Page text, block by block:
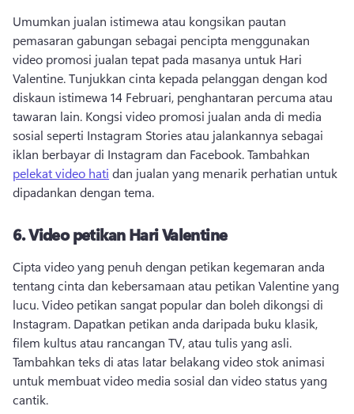
Umumkan jualan istimewa atau kongsikan pautan
pemasaran gabungan sebagai pencipta menggunakan
video promosi jualan tepat pada masanya untuk Hari
Valentine. Tunjukkan cinta kepada pelanggan dengan kod
diskaun istimewa 14 Februari, penghantaran percuma atau
tawaran lain. Kongsi video promosi jualan anda di media
sosial seperti Instagram Stories atau jalankannya sebagai
iklan berbayar di Instagram dan Facebook. Tambahkan
pelekat video hati dan jualan yang menarik perhatian untuk
dipadankan dengan tema.
6.Video petikan Hari Valentine
Cipta video yang penuh dengan petikan kegemaran anda
tentang cinta dan kebersamaan atau petikan Valentine yang
lucu. Video petikan sangat popular dan boleh dikongsi di
Instagram. Dapatkan petikan anda daripada buku klasik,
Tambahkan teks di atas latar belakang video stok animasi
untuk membuat video media sosial dan video status yang
cantik.